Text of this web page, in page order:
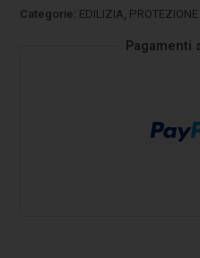
Categorie: EDILIZIA
Pagamenti